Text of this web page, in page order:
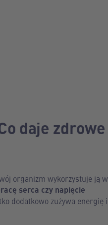
daje zdrowe
organizm wykorzystuje ją w
serca czy napięcie
dodatkowo zużywa energię i